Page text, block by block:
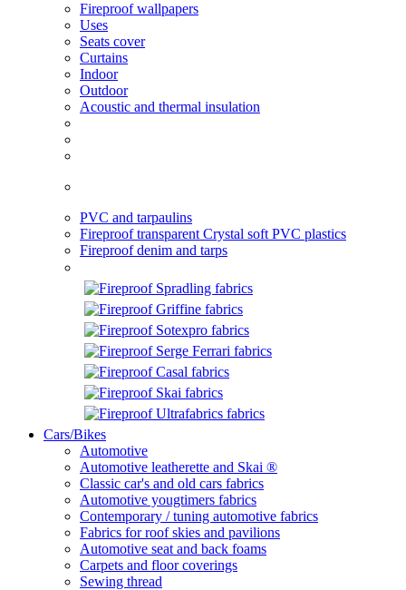
Fireproof wallpapers
Uses
Seats cover
Curtains
Indoor
Outdoor
Acoustic and thermal insulation
PVC and tarpaulins
Fireproof transparent Crystal soft PVC plastics
Fireproof denim and tarps
Cars/Bikes
Automotive
Automotive leatherette and Skai ®
Classic car's and old cars fabrics
Automotive yougtimers fabrics
Contemporary / tuning automotive fabrics
Fabrics for roof skies and pavilions
Automotive seat and back foams
Carpets and floor coverings
Sewing thread